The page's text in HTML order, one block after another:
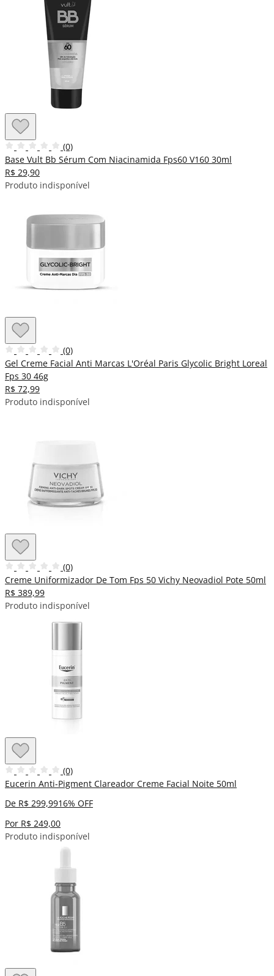
(0)
Base Vult Bb Sérum Com Niacinamida Fps60 V160 30ml
R$ 29,90
Produto indisponível
(0)
Gel Creme Facial Anti Marcas L'Oréal Paris Glycolic Bright Loreal
Fps 30 46g
R$ 72,99
Produto indisponível
(0)
Creme Uniformizador De Tom Fps 50 Vichy Neovadiol Pote 50ml
R$ 389,99
Produto indisponível
(0)
Eucerin Anti-Pigment Clareador Creme Facial Noite 50ml
De R$ 299,9916% OFF
Por R$ 249,00
Produto indisponível